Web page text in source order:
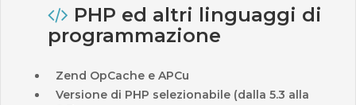
PHP ed altri linguaggi di
programmazione
Zend OpCache e APCu
Versione di PHP selezionabile (dalla 5.3 alla